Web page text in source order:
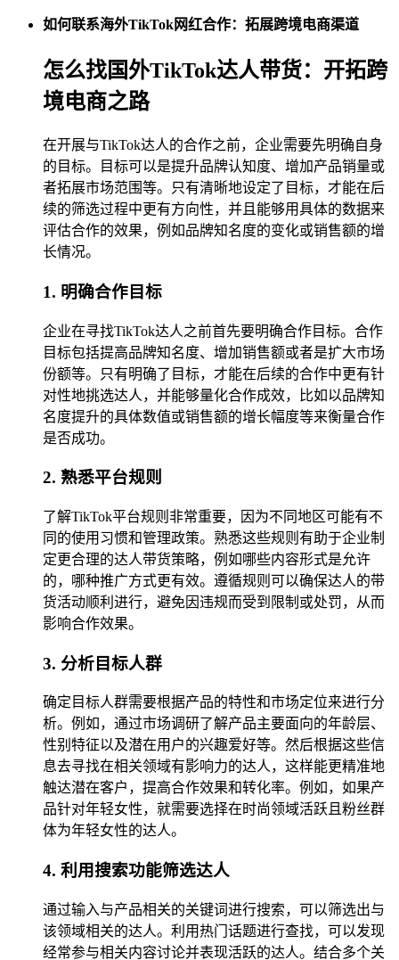
如何联系海外TikTok网红合作：拓展跨境电商渠道
怎么找国外TikTok达人带货：开拓跨
境电商之路
在开展与TikTok达人的合作之前，企业需要先明确自身
的目标。目标可以是提升品牌认知度、增加产品销量或
者拓展市场范围等。只有清晰地设定了目标，才能在后
续的筛选过程中更有方向性，并且能够用具体的数据来
评估合作的效果，例如品牌知名度的变化或销售额的增
长情况。
1. 明确合作目标
企业在寻找TikTok达人之前首先要明确合作目标。合作
目标包括提高品牌知名度、增加销售额或者是扩大市场
份额等。只有明确了目标，才能在后续的合作中更有针
对性地挑选达人，并能够量化合作成效，比如以品牌知
名度提升的具体数值或销售额的增长幅度等来衡量合作
是否成功。
2. 熟悉平台规则
了解TikTok平台规则非常重要，因为不同地区可能有不
同的使用习惯和管理政策。熟悉这些规则有助于企业制
定更合理的达人带货策略，例如哪些内容形式是允许
的，哪种推广方式更有效。遵循规则可以确保达人的带
货活动顺利进行，避免因违规而受到限制或处罚，从而
影响合作效果。
3. 分析目标人群
确定目标人群需要根据产品的特性和市场定位来进行分
析。例如，通过市场调研了解产品主要面向的年龄层、
性别特征以及潜在用户的兴趣爱好等。然后根据这些信
息去寻找在相关领域有影响力的达人，这样能更精准地
触达潜在客户，提高合作效果和转化率。例如，如果产
品针对年轻女性，就需要选择在时尚领域活跃且粉丝群
体为年轻女性的达人。
4. 利用搜索功能筛选达人
通过输入与产品相关的关键词进行搜索，可以筛选出与
该领域相关的达人。利用热门话题进行查找，可以发现
经常参与相关内容讨论并表现活跃的达人。结合多个关